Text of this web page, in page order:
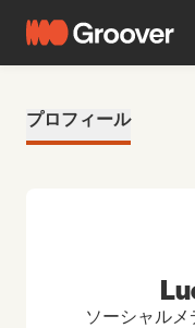
プロフィール
ソーシャル